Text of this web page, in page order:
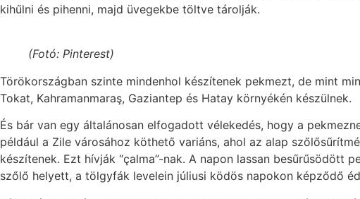
kihűlni és pihenni, majd üvegekbe töltve tárolják.
(Fotó: Pinterest)
Törökországban szinte mindenhol készítenek pekmezt, de mint
Tokat, Kahramanmaraş, Gaziantep és Hatay környékén készülnek.
És bár van egy általánosan elfogadott vélekedés, hogy a
például a Zile városához köthető variáns, ahol az alap
készítenek. Ezt hívják “çalma”-nak. A napon lassan
szőlő helyett, a tölgyfák levelein júliusi ködös napokon képződő